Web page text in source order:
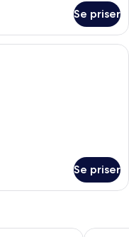
Se priser
- flere senge |
Se priser